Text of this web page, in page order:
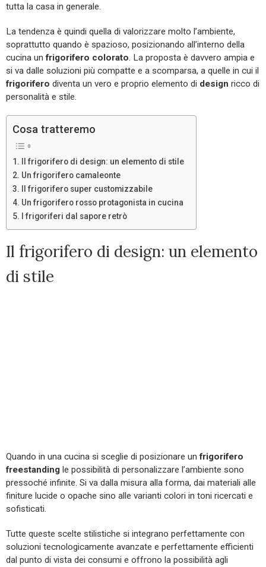
tutta la casa in generale.
La tendenza è quindi quella di valorizzare molto l’ambiente,
soprattutto quando è spazioso, posizionando all’interno della
cucina unfrigorifero colorato. La proposta è davvero ampia e
si va dalle soluzioni più compatte e a scomparsa, a quelle in cui il
frigorifero diventa un vero e proprio elemento di design ricco di
personalità e stile.
Cosa tratteremo
Il frigorifero di design: un elemento di stile
Un frigorifero camaleonte
Il frigorifero super customizzabile
Un frigorifero rosso protagonista in cucina
I frigoriferi dal sapore retrò
Il frigorifero di design: un elemento
di stile
Quando in una cucina si sceglie di posizionare unfrigorifero
freestanding le possibilità di personalizzare l’ambiente sono
pressoché infinite. Si va dalla misura alla forma, dai materiali alle
finiture lucide o opache sino alle varianti colori in toni ricercati e
sofisticati.
Tutte queste scelte stilistiche si integrano perfettamente con
soluzioni tecnologicamente avanzate e perfettamente efficienti
dal punto di vista dei consumi e offrono la possibilità agli